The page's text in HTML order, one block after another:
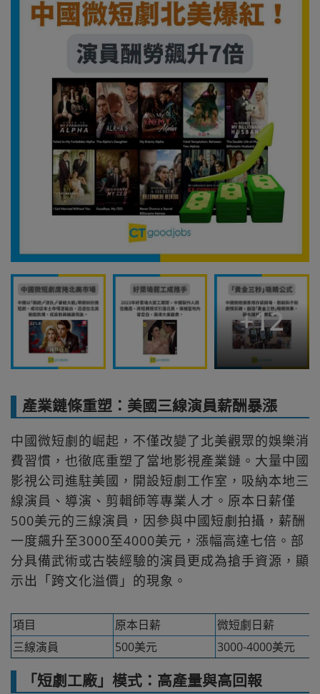
+12
產業鏈條重塑：美國三線演員薪酬暴漲
中國微短劇的崛起，不僅改變了北美觀眾的娛樂消
費習慣，也徹底重塑了當地影視產業鏈。大量中國
影視公司進駐美國，開設短劇工作室，吸納本地三
線演員、導演、剪輯師等專業人才。原本日薪僅
500美元的三線演員，因參與中國短劇拍攝，薪酬
一度飆升至3000至4000美元，漲幅高達七倍。部
分具備武術或古裝經驗的演員更成為搶手資源，顯
示出「跨文化溢價」的現象。
項目 原本日薪
微短劇日薪
三線演員
500美元 3000-4000美元
「短劇工廠」模式：高產量與高回報